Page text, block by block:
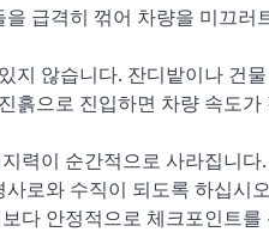
급격히 꺾어 차량을 미끄
않습니다. 잔디밭이나 건
으로 진입하면 차량 속도
력이 순간적으로 사라집니
로와 수직이 되도록 하십시
다 안정적으로 체크포인트